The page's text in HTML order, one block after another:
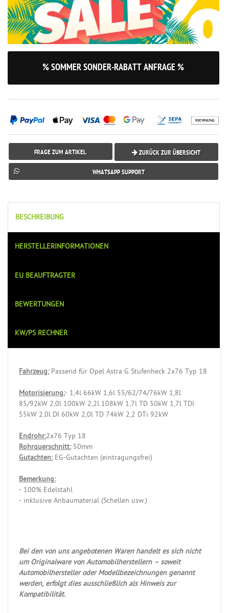
% SOMMER SONDER-RABATT ANFRAGE %
FRAGE ZUM ARTIKEL ZURÜCK ZUR ÜBERSICHT
WHATSAPP SUPPORT
BESCHREIBUNG
HERSTELLERINFORMATIONEN
EU BEAUFTRAGTER
BEWERTUNGEN
KW/PS RECHNER
Fahrzeug:Passend für Opel Astra G Stufenheck 2x76 Typ 18
Motorisierung:- 1,4l 66kW 1,6l 55/62/74/76kW 1,8l
85/92kW 2,0l 100kW 2,2l 108kW 1,7l TD 50kW 1,7l TDI
55kW 2,0l DI 60kW 2,0l TD 74kW 2,2 DTi 92kW
Endrohr:2x76 Typ 18
Rohrquerschnitt:50mm
Gutachten:EG-Gutachten (eintragungsfrei)
Bemerkung:
- 100% Edelstahl
- inklusive Anbaumaterial (Schellen usw.)
Bei den von uns angebotenen Waren handelt es sich nicht
um Originalware von Automobilherstellern – soweit
Automobilhersteller oder Modellbezeichnungen genannt
werden, erfolgt dies ausschließlich als Hinweis zur
Kompatibilität.